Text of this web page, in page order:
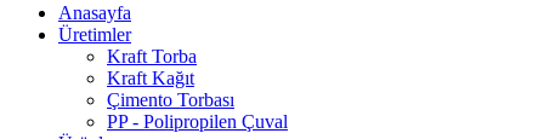
Anasayfa
Üretimler
Kraft Torba
Kraft Kağıt
Çimento Torbası
PP - Polipropilen Çuval